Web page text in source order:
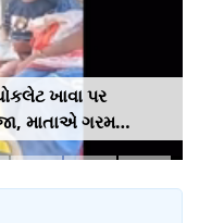
ખાવા પર
માતાએ ગરમ
પગમાં આપ્યો ડામ,